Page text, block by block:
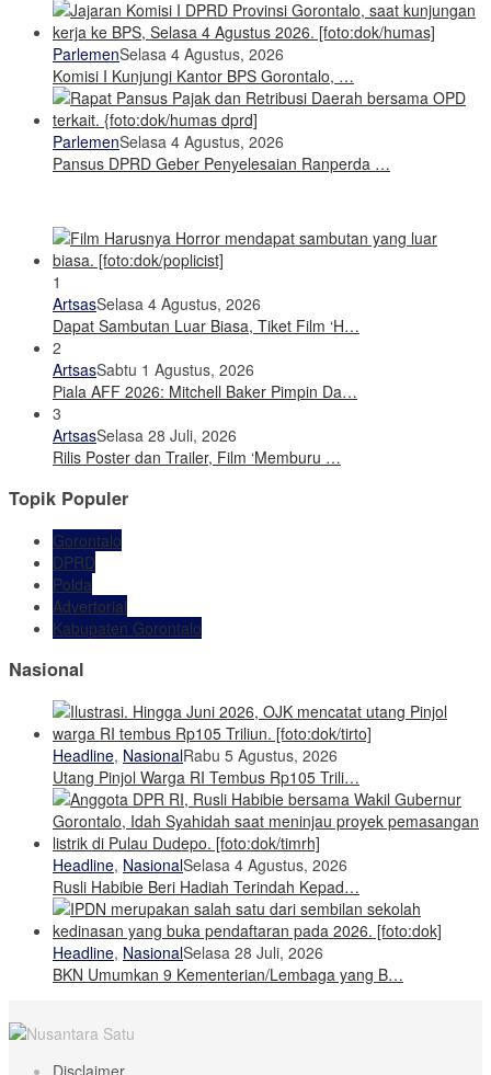
ParlemenSelasa 4 Agustus, 2026
Komisi I Kunjungi Kantor BPS Gorontalo, …
ParlemenSelasa 4 Agustus, 2026
Pansus DPRD Geber Penyelesaian Ranperda …
1
ArtsasSelasa 4 Agustus, 2026
Dapat Sambutan Luar Biasa, Tiket Film ‘H…
2
ArtsasSabtu 1 Agustus, 2026
Piala AFF 2026: Mitchell Baker Pimpin Da…
3
ArtsasSelasa 28 Juli, 2026
Rilis Poster dan Trailer, Film ‘Memburu …
Topik Populer
Gorontalo
DPRD
Polda
Advertorial
Kabupaten Gorontalo
Nasional
Headline, NasionalRabu 5 Agustus, 2026
Utang Pinjol Warga RI Tembus Rp105 Trili…
Headline, NasionalSelasa 4 Agustus, 2026
Rusli Habibie Beri Hadiah Terindah Kepad…
Headline, NasionalSelasa 28 Juli, 2026
BKN Umumkan 9 Kementerian/Lembaga yang B…
Disclaimer